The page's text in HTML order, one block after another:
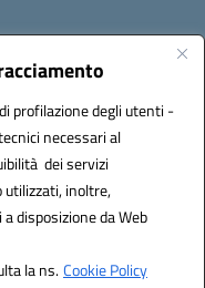
profilazione degli utenti -
necessari al
dei servizi
utilizzati, inoltre,
disposizione da Web
la ns.Cookie Policy
(CE)
-
S.r.l.